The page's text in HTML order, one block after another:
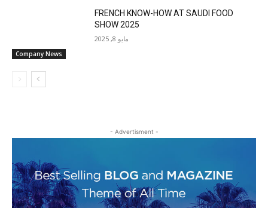
Company News
FRENCH KNOW-HOW AT SAUDI FOOD
SHOW 2025
مايو 8, 2025
- Advertisment -